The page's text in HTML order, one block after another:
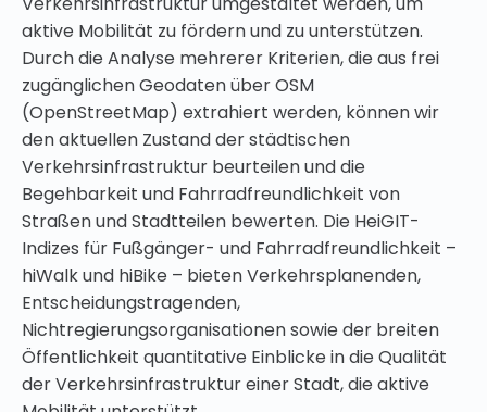
aktive Mobilität zu fördern und zu unterstützen.
Durch die Analyse mehrerer Kriterien, die aus frei
zugänglichen Geodaten über OSM
(OpenStreetMap) extrahiert werden, können wir
den aktuellen Zustand der städtischen
Verkehrsinfrastruktur beurteilen und die
Begehbarkeit und Fahrradfreundlichkeit von
Straßen und Stadtteilen bewerten. Die HeiGIT-
Indizes für Fußgänger- und Fahrradfreundlichkeit –
hiWalk und hiBike – bieten Verkehrsplanenden,
Entscheidungstragenden,
Nichtregierungsorganisationen sowie der breiten
Öffentlichkeit quantitative Einblicke in die Qualität
der Verkehrsinfrastruktur einer Stadt, die aktive